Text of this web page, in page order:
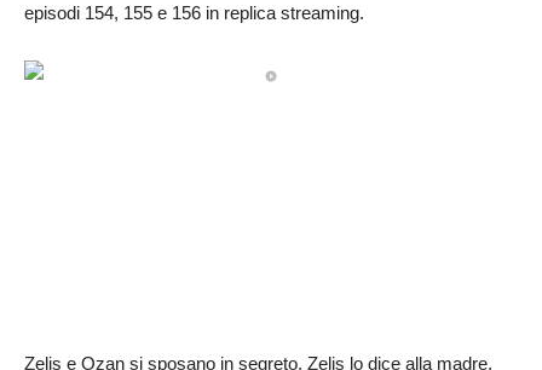
episodi 154, 155 e 156 in replica streaming.
Zelis e Ozan si sposano in segreto. Zelis lo dice alla madre,